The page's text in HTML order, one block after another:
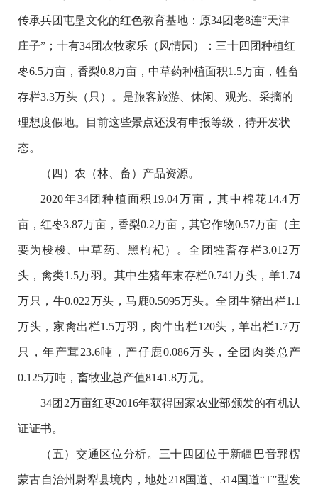
传承兵团屯垦文化的红色教育基地：原34团老8连“天津
庄子”；十有34团农牧家乐（风情园）：三十四团种植红
枣6.5万亩，香梨0.8万亩，中草药种植面积1.5万亩，牲畜
存栏3.3万头（只）。是旅客旅游、休闲、观光、采摘的
理想度假地。目前这些景点还没有申报等级，待开发状
态。
（四）农（林、畜）产品资源。
2020年34团种植面积19.04万亩，其中棉花14.4万
亩，红枣3.87万亩，香梨0.2万亩，其它作物0.57万亩（主
要为梭梭、中草药、黑枸杞）。全团牲畜存栏3.012万
头，禽类1.5万羽。其中生猪年末存栏0.741万头，羊1.74
万只，牛0.022万头，马鹿0.5095万头。全团生猪出栏1.1
万头，家禽出栏1.5万羽，肉牛出栏120头，羊出栏1.7万
只，年产茸23.6吨，产仔鹿0.086万头，全团肉类总产
0.125万吨，畜牧业总产值8141.8万元。
34团2万亩红枣2016年获得国家农业部颁发的有机认
证证书。
（五）交通区位分析。三十四团位于新疆巴音郭楞
蒙古自治州尉犁县境内，地处218国道、314国道“T”型发